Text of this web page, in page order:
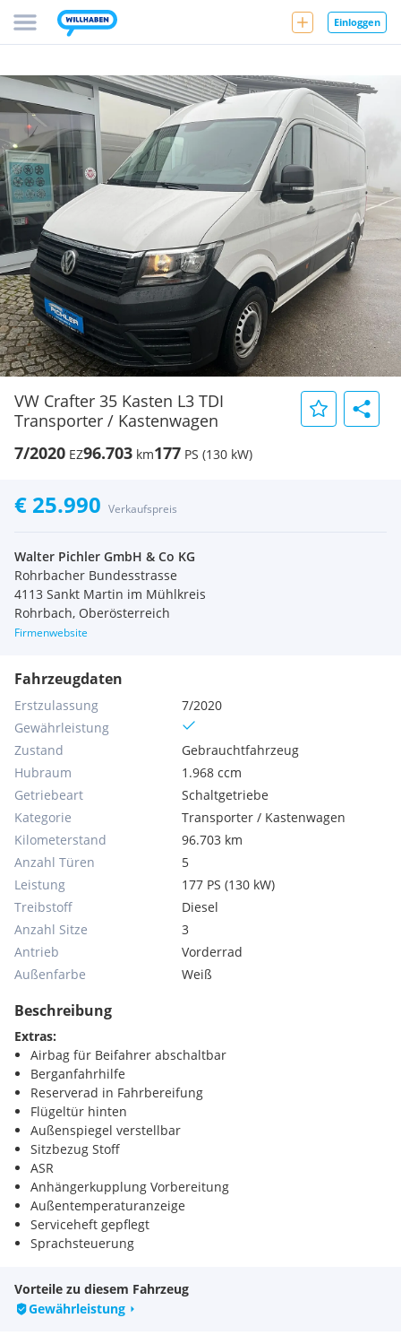
Einloggen
VW Crafter 35 Kasten L3 TDI
Transporter / Kastenwagen
7/2020 EZ96.703 km177 PS (130 kW)
€ 25.990 Verkaufspreis
Walter Pichler GmbH & Co KG
Rohrbacher Bundesstrasse
4113 Sankt Martin im Mühlkreis
Rohrbach, Oberösterreich
Firmenwebsite
Fahrzeugdaten
Erstzulassung
7/2020
Gewährleistung
Zustand
Gebrauchtfahrzeug
Hubraum
1.968 ccm
Getriebeart
Schaltgetriebe
Kategorie
Transporter / Kastenwagen
Kilometerstand
96.703 km
Anzahl Türen
5
Leistung
177 PS (130 kW)
Treibstoff
Diesel
Anzahl Sitze
3
Antrieb
Vorderrad
Außenfarbe
Weiß
Beschreibung
Extras:
Airbag für Beifahrer abschaltbar
Berganfahrhilfe
Reserverad in Fahrbereifung
Flügeltür hinten
Außenspiegel verstellbar
Sitzbezug Stoff
ASR
Anhängerkupplung Vorbereitung
Außentemperaturanzeige
Serviceheft gepflegt
Sprachsteuerung
Lenkrad höhenverstellbar
Lenkrad neigungsverstellbar
Außenspiegel beheizbar
Vorteile zu diesem Fahrzeug
Gewährleistung